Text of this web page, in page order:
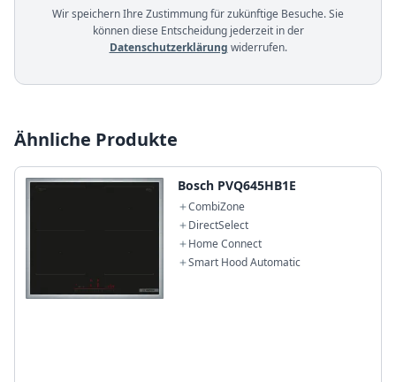
Wir speichern Ihre Zustimmung für zukünftige Besuche. Sie
können diese Entscheidung jederzeit in der
Datenschutzerklärung widerrufen.
Ähnliche Produkte
Bosch PVQ645HB1E
CombiZone
DirectSelect
Home Connect
Smart Hood Automatic